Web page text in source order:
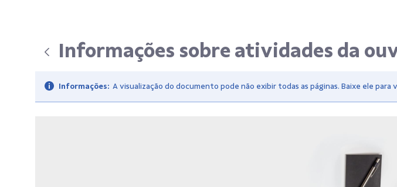
Informações sobre atividades da
Informações: A visualização do documento pode não exibir todas as páginas. Baixe ele